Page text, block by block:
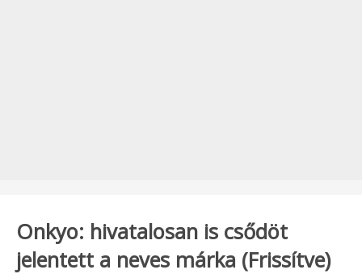
Onkyo: hivatalosan is csődöt
jelentett a neves márka (Frissítve)